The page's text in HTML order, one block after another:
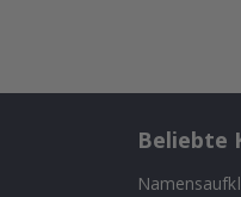
Beliebte